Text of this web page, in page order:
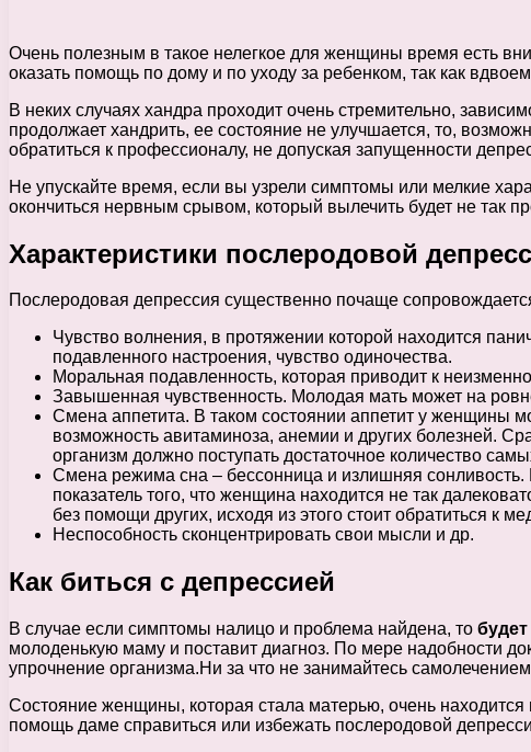
Очень полезным в такое нелегкое для женщины время есть
оказать помощь по дому и по уходу за ребенком, так как
В неких случаях хандра проходит очень стремительно,
продолжает хандрить, ее состояние не улучшается, то,
обратиться к профессионалу, не допуская запущенности
Не упускайте время, если вы узрели симптомы или мелкие
окончиться нервным срывом, который вылечить будет не так
Характеристики послеродовой
Послеродовая депрессия существенно почаще
Чувство волнения, в протяжении которой находится
подавленного настроения, чувство одиночества.
Моральная подавленность, которая приводит к
Завышенная чувственность. Молодая мать может на
Смена аппетита. В таком состоянии аппетит у женщины
возможность авитаминоза, анемии и других болезней.
организм должно поступать достаточное количество
Смена режима сна – бессонница и излишняя
показатель того, что женщина находится не так
без помощи других, исходя из этого стоит обратиться к
Неспособность сконцентрировать свои мысли и др.
Как биться c депрессией
В случае если симптомы налицо и проблема найдена, то
молоденькую маму и поставит диагноз. По мере надобности
упрочнение организма.Ни за что не занимайтесь
Состояние женщины, которая стала матерью, очень
помощь даме справиться или избежать послеродовой